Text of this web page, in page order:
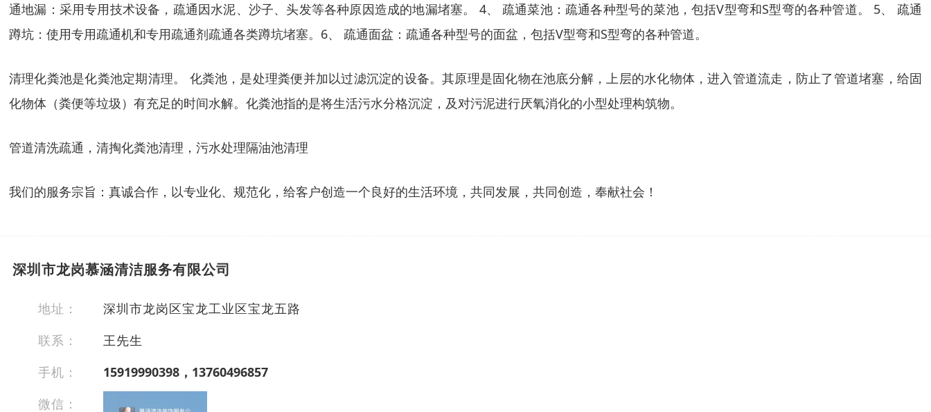
通地漏：采用专用技术设备，疏通因水泥、沙子、头发等各种原因造成的地漏堵塞。 4、 疏通菜池：疏通各种型号的菜池，包括V型弯和S型弯的各种管道。 5、 疏通
蹲坑：使用专用疏通机和专用疏通剂疏通各类蹲坑堵塞。6、 疏通面盆：疏通各种型号的面盆，包括V型弯和S型弯的各种管道。
清理化粪池是化粪池定期清理。 化粪池，是处理粪便并加以过滤沉淀的设备。其原理是固化物在池底分解，上层的水化物体，进入管道流走，防止了管道堵塞，给固
化物体（粪便等垃圾）有充足的时间水解。化粪池指的是将生活污水分格沉淀，及对污泥进行厌氧消化的小型处理构筑物。
管道清洗疏通，清掏化粪池清理，污水处理隔油池清理
我们的服务宗旨：真诚合作，以专业化、规范化，给客户创造一个良好的生活环境，共同发展，共同创造，奉献社会！
深圳市龙岗慕涵清洁服务有限公司
地址：
深圳市龙岗区宝龙工业区宝龙五路
联系：
王先生
手机：
15919990398，13760496857
微信：